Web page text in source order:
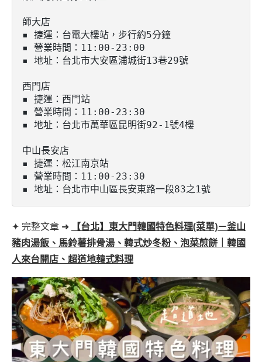
師大店
▪️ 捷運：台電大樓站，步行約5分鐘
▪️ 營業時間：11:00-23:00
▪️ 地址：台北市大安區浦城街13巷29號
西門店
▪️ 捷運：西門站
▪️ 營業時間：11:00-23:30
▪️ 地址：台北市萬華區昆明街92-1號4樓
中山長安店
▪️ 捷運：松江南京站
▪️ 營業時間：11:00-23:30
▪️ 地址：台北市中山區長安東路一段83之1號
✦ 完整文章 ➜
【台北】東大門韓國特色料理(菜單)－釜山
豬肉湯飯、馬鈴薯排骨湯、韓式炒冬粉、泡菜煎餅｜韓國
人來台開店、超道地韓式料理